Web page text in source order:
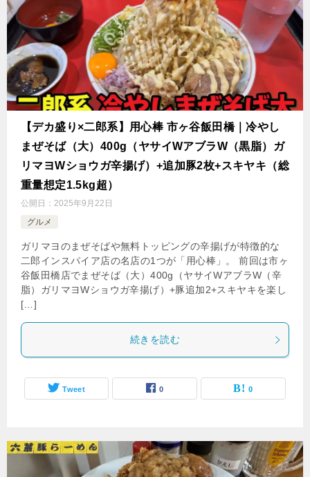
【デカ盛り×二郎系】用心棒 市ヶ谷飯田橋｜冷やし
まぜそば（大）400g（ヤサイWアブラW（黒脂）ガ
リマヨWショウガ辛揚げ）+追加豚2枚+スキヤキ（総
重量想定1.5kg超）
公開日： 2025年9月22日
グルメ
ガリマヨのまぜそばや無料トッピングの辛揚げが特徴的な
二郎インスパイア店の名店の1つが「用心棒」。 前回は市ヶ
谷飯田橋店でまぜそば（大）400g（ヤサイWアブラW（辛
脂）ガリマヨWショウガ辛揚げ）+豚追加2+スキヤキを楽し
[…]
続きを読む
Tweet 0 0